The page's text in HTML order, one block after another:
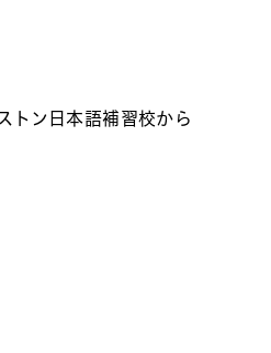
トン日本語補習校から